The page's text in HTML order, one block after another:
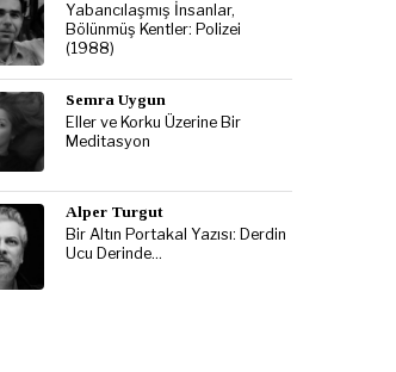
Yabancılaşmış İnsanlar,
Bölünmüş Kentler: Polizei
(1988)
Semra Uygun
Eller ve Korku Üzerine Bir
Meditasyon
Alper Turgut
Bir Altın Portakal Yazısı: Derdin
Ucu Derinde…